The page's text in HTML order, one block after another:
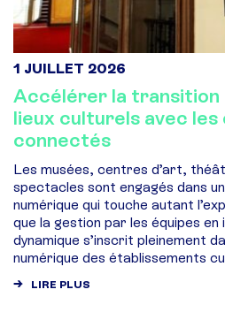
1 JUILLET 2026
Accélérer la transition
lieux culturels avec les
connectés
Les musées, centres d’art,
spectacles sont engagés dans
numérique qui touche autant
que la gestion par les équipes en
dynamique s’inscrit pleinement
numérique des établissements
LIRE PLUS